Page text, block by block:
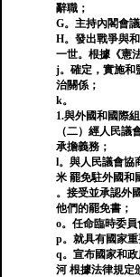
辭職；
G。主持內閣會議
H。發出戰爭與
一世。根據《憲
j。確定，實施和
治關係；
k。
1.與外國和國際
（二）經人民
承擔義務；
l。與人民議會協
米 罷免駐外國和
。接受並承認外
他們的罷免書；
o。任命臨時委
p。就具有國家
q。宣布國家和政
河 根據法律規定